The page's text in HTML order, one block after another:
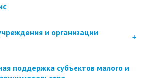
и организации
поддержка субъектов малого и